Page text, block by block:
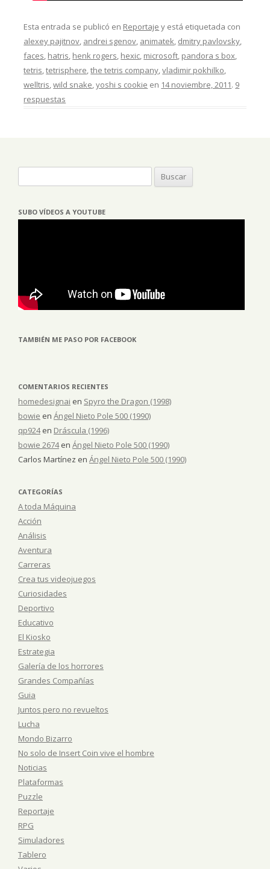
Esta entrada se publicó en Reportaje y está etiquetada con
alexey pajitnov, andrei sgenov, animatek, dmitry pavlovsky,
faces, hatris, henk rogers, hexic, microsoft, pandora s box,
tetris,tetrisphere,the tetris company,vladimir pokhilko,
welltris,wild snake,yoshi s cookie en 14 noviembre, 2011. 9
respuestas
SUBO VÍDEOS A YOUTUBE
TAMBIÉN ME PASO POR FACEBOOK
COMENTARIOS RECIENTES
homedesignai en Spyro the Dragon (1998)
bowie en Ángel Nieto Pole 500 (1990)
qp924en Dráscula (1996)
bowie 2674en Ángel Nieto Pole 500 (1990)
Carlos Martínez en Ángel Nieto Pole 500 (1990)
CATEGORÍAS
A toda Máquina
Acción
Análisis
Aventura
Carreras
Crea tus videojuegos
Curiosidades
Deportivo
Educativo
El Kiosko
Estrategia
Galería de los horrores
Grandes Compañías
Guia
Juntos pero no revueltos
Lucha
Mondo Bizarro
No solo de Insert Coin vive el hombre
Noticias
Plataformas
Puzzle
Reportaje
RPG
Simuladores
Tablero